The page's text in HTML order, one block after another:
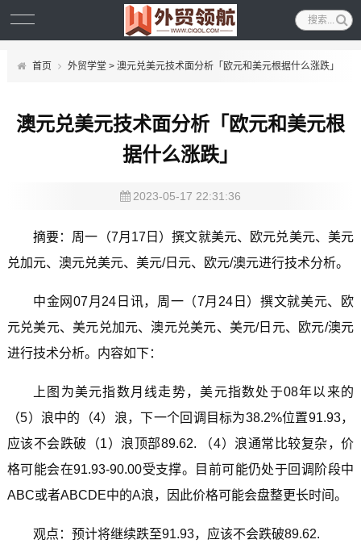
首页 外贸学堂> 澳元兑美元技术面分析「欧元和美元根据什么涨跌」
澳元兑美元技术面分析「欧元和美元根
据什么涨跌」
2023-05-17 22:31:36
摘要：周一（7月17日）撰文就美元、欧元兑美元、美元
兑加元、澳元兑美元、美元/日元、欧元/澳元进行技术分析。
中金网07月24日讯，周一（7月24日）撰文就美元、欧
元兑美元、美元兑加元、澳元兑美元、美元/日元、欧元/澳元
进行技术分析。内容如下：
上图为美元指数月线走势，美元指数处于08年以来的
（5）浪中的（4）浪，下一个回调目标为38.2%位置91.93，
应该不会跌破（1）浪顶部89.62. （4）浪通常比较复杂，价
格可能会在91.93-90.00受支撑。目前可能仍处于回调阶段中
ABC或者ABCDE中的A浪，因此价格可能会盘整更长时间。
观点：预计将继续跌至91.93，应该不会跌破89.62.